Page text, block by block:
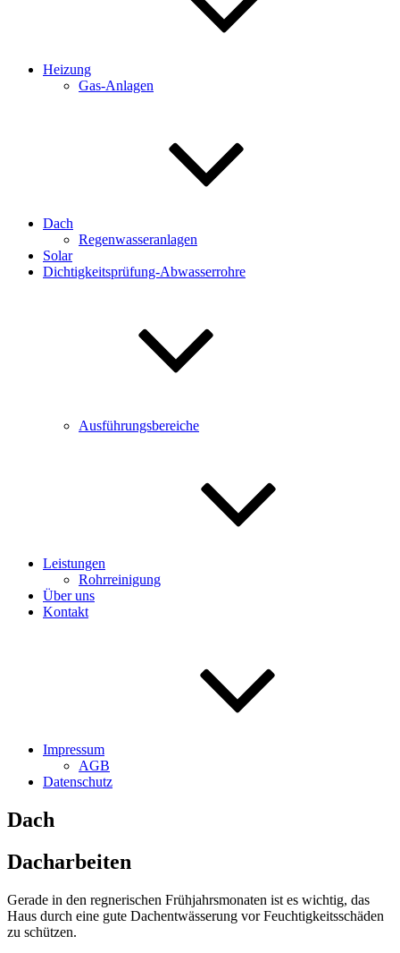
Heizung
Gas-Anlagen
Dach
Regenwasseranlagen
Solar
Dichtigkeitsprüfung-Abwasserrohre
Ausführungsbereiche
Leistungen
Rohrreinigung
Über uns
Kontakt
Impressum
AGB
Datenschutz
Dach
Dacharbeiten
Gerade in den regnerischen Frühjahrsmonaten ist es wichtig, das
Haus durch eine gute Dachentwässerung vor Feuchtigkeitsschäden
zu schützen.